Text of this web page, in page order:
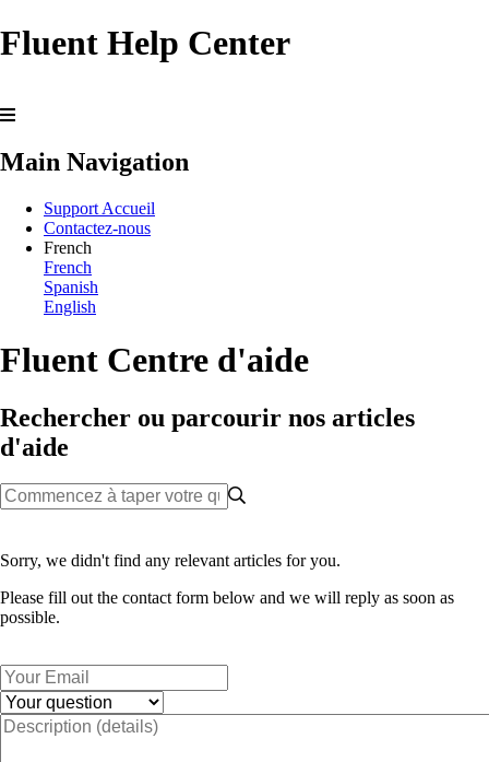
Fluent Help Center
Main Navigation
Support Accueil
Contactez-nous
French
French
Spanish
English
Fluent Centre d'aide
Rechercher ou parcourir nos articles
d'aide
Sorry, we didn't find any relevant articles for you.
Please fill out the contact form below and we will reply as soon as
possible.